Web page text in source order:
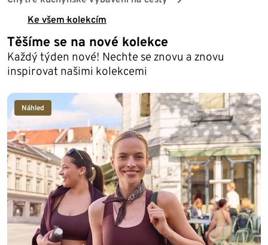
Ke všem kolekcím
Těšíme se na nové kolekce
Každý týden nové! Nechte se znovu a znovu
inspirovat našimi kolekcemi
Náhled